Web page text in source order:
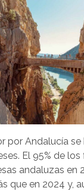
por Andalucía
El 95% de
andaluzas en
que en 2024 y,